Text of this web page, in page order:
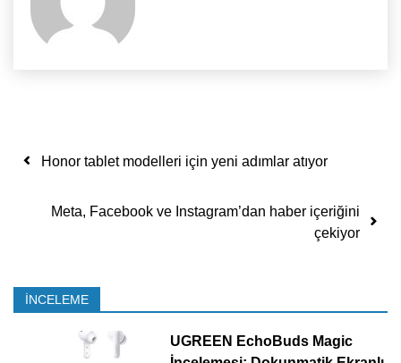
Yazı dolaşımı
Honor tablet modelleri için yeni adımlar atıyor
Meta, Facebook ve Instagram’dan haber içeriğini
çekiyor
İNCELEME
UGREEN EchoBuds Magic